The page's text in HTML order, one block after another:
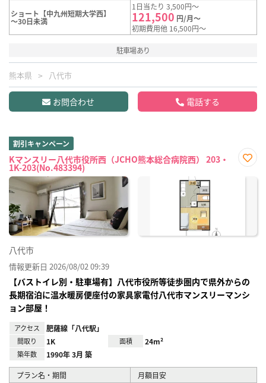
ショート【中九州短期大学西】
～30日未満
1日当たり 3,500円～
121,500 円/月～
初期費用他 16,500円～
駐車場あり
熊本県 八代市
お問合わせ 電話する
割引キャンペーン
Kマンスリー八代市役所西（JCHO熊本総合病院西） 203・
1K-203(No.483394)
に入
八代市
情報更新日 2026/08/02 09:39
【バストイレ別・駐車場有】八代市役所等徒歩圏内で県外からの
長期宿泊に温水暖房便座付の家具家電付八代市マンスリーマンシ
ョン部屋！
アクセス 肥薩線「八代駅」
間取り 1K 面積 24m²
築年数 1990年 3月 築
プラン名・期間
月額目安